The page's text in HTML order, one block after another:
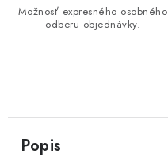
Možnosť expresného osobného
odberu objednávky.
Popis